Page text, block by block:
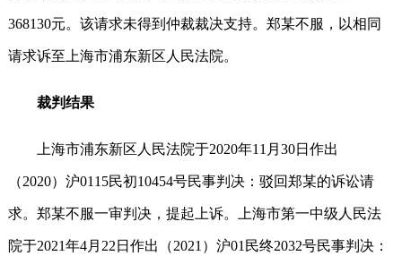
368130元。该请求未得到仲裁裁决支持。郑某不服，以相同
请求诉至上海市浦东新区人民法院。
裁判结果
上海市浦东新区人民法院于2020年11月30日作出
（2020）沪0115民初10454号民事判决：驳回郑某的诉讼请
求。郑某不服一审判决，提起上诉。上海市第一中级人民法
院于2021年4月22日作出（2021）沪01民终2032号民事判决：